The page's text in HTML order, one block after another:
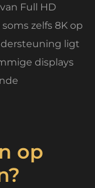
Full HD
zelfs 8K op
ligt
displays
op